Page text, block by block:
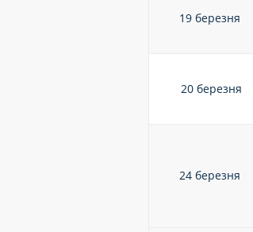
19 березня
20 березня
24 березня